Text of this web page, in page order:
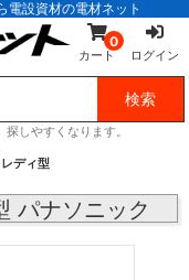
電設資材の電材ネット
0
カート ログイン
しやすくなります。
ディ型
パナソニック